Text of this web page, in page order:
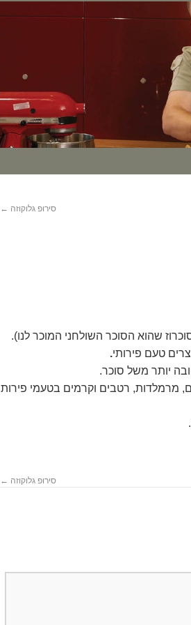
סירופ גלוקוזה ←
שהוא הסוכר השולחני המוכר לנו).
טעם פירותי.
יותר משל סוכר.
מרמלדות, רטבים וקרמים בטעמי פירות
סירופ גלוקוזה ←